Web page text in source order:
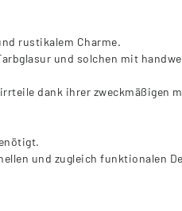
rustikalem Charme.
und solchen mit
dank ihrer
und zugleich funktionalen